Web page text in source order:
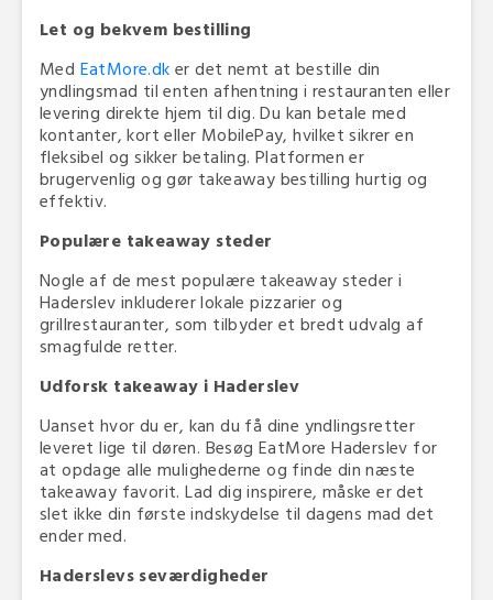
Let og bekvem bestilling
Med EatMore.dk er det nemt at bestille din
yndlingsmad til enten afhentning i restauranten eller
levering direkte hjem til dig. Du kan betale med
kontanter, kort eller MobilePay, hvilket sikrer en
fleksibel og sikker betaling. Platformen er
brugervenlig og gør takeaway bestilling hurtig og
effektiv.
Populære takeaway steder
Nogle af de mest populære takeaway steder i
Haderslev inkluderer lokale pizzarier og
grillrestauranter, som tilbyder et bredt udvalg af
smagfulde retter.
Udforsk takeaway i Haderslev
Uanset hvor du er, kan du få dine yndlingsretter
leveret lige til døren. Besøg EatMore Haderslev for
at opdage alle mulighederne og finde din næste
takeaway favorit. Lad dig inspirere, måske er det
slet ikke din første indskydelse til dagens mad det
ender med.
Haderslevs seværdigheder